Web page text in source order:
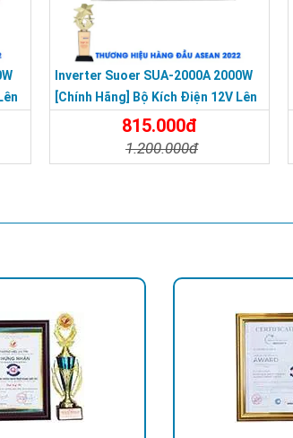
Inverter Suoer SUA-2000A 2000W
[Chính Hãng] Bộ Kích Điện 12V Lên
220V - Máy Kích Điện Sin Mô Phỏng
815.000đ
1.200.000đ